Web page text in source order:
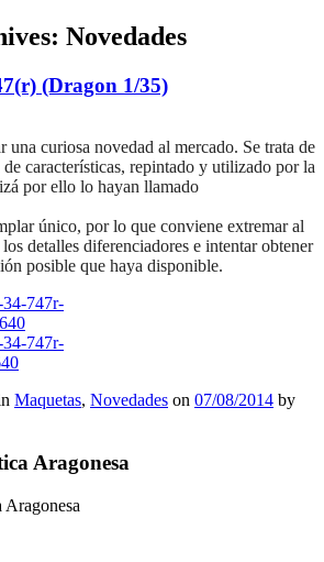
Novedades
(Dragon 1/35)
una curiosa novedad al mercado. Se trata de
características, repintado y utilizado por la
por ello lo hayan llamado
único, por lo que conviene extremar al
detalles diferenciadores e intentar obtener
posible que haya disponible.
Maquetas, Novedades on 07/08/2014 by
Aragonesa